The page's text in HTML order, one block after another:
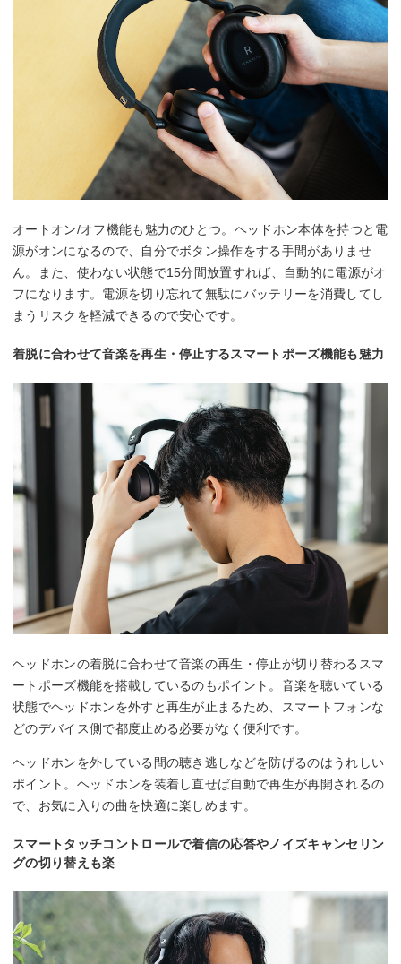
オートオン/オフ機能も魅力のひとつ。ヘッドホン本体を持つと電
源がオンになるので、自分でボタン操作をする手間がありませ
ん。また、使わない状態で15分間放置すれば、自動的に電源がオ
フになります。電源を切り忘れて無駄にバッテリーを消費してし
まうリスクを軽減できるので安心です。
着脱に合わせて音楽を再生・停止するスマートポーズ機能も魅力
ヘッドホンの着脱に合わせて音楽の再生・停止が切り替わるスマ
ートポーズ機能を搭載しているのもポイント。音楽を聴いている
状態でヘッドホンを外すと再生が止まるため、スマートフォンな
どのデバイス側で都度止める必要がなく便利です。
ヘッドホンを外している間の聴き逃しなどを防げるのはうれしい
ポイント。ヘッドホンを装着し直せば自動で再生が再開されるの
で、お気に入りの曲を快適に楽しめます。
スマートタッチコントロールで着信の応答やノイズキャンセリン
グの切り替えも楽